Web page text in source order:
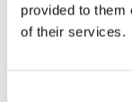
provided to them
of their services.